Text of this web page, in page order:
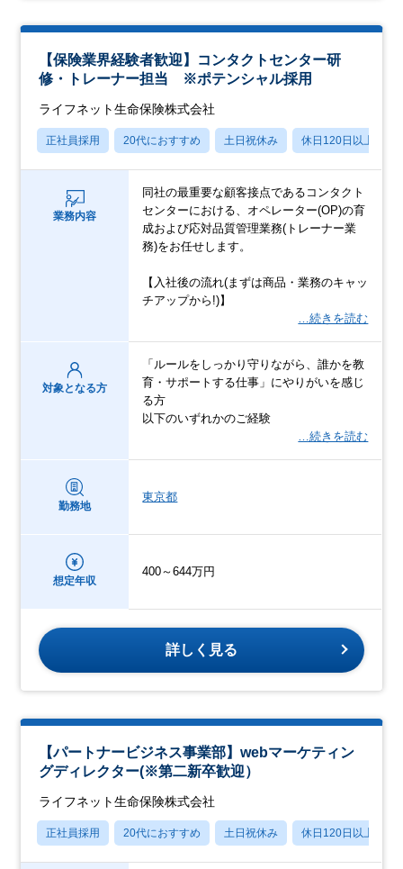
【保険業界経験者歓迎】コンタクトセンター研
修・トレーナー担当 ※ポテンシャル採用
ライフネット生命保険株式会社
正社員採用 20代におすすめ 土日祝休み 休日120日以上
業務内容
同社の最重要な顧客接点であるコンタクト
センターにおける、オペレーター(OP)の育
成および応対品質管理業務(トレーナー業
務)をお任せします。
【入社後の流れ(まずは商品・業務のキャッ
チアップから!)】
…続きを読む
対象となる方
「ルールをしっかり守りながら、誰かを教
育・サポートする仕事」にやりがいを感じ
る方
以下のいずれかのご経験
…続きを読む
勤務地
東京都
想定年収
400～644万円
詳しく見る
【パートナービジネス事業部】webマーケティン
グディレクター(※第二新卒歓迎）
ライフネット生命保険株式会社
正社員採用 20代におすすめ 土日祝休み 休日120日以上